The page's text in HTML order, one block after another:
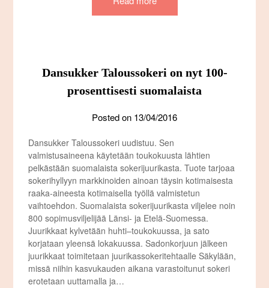
Dansukker Taloussokeri on nyt 100-
prosenttisesti suomalaista
Posted on 13/04/2016
Dansukker Taloussokeri uudistuu. Sen
valmistusaineena käytetään toukokuusta lähtien
pelkästään suomalaista sokerijuurikasta. Tuote tarjoaa
sokerihyllyyn markkinoiden ainoan täysin kotimaisesta
raaka-aineesta kotimaisella työllä valmistetun
vaihtoehdon. Suomalaista sokerijuurikasta viljelee noin
800 sopimusviljelijää Länsi- ja Etelä-Suomessa.
Juurikkaat kylvetään huhti–toukokuussa, ja sato
korjataan yleensä lokakuussa. Sadonkorjuun jälkeen
juurikkaat toimitetaan juurikassokeritehtaalle Säkylään,
missä niihin kasvukauden aikana varastoitunut sokeri
erotetaan uuttamalla ja…